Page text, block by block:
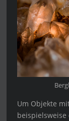
Um Objekte